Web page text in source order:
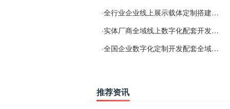
·全行业企业线上展示载体定制搭建服务
·实体厂商全域线上数字化配套开发与地域检索优化服务
·全国企业数字化定制开发配套全域搜索优化服务
推荐资讯